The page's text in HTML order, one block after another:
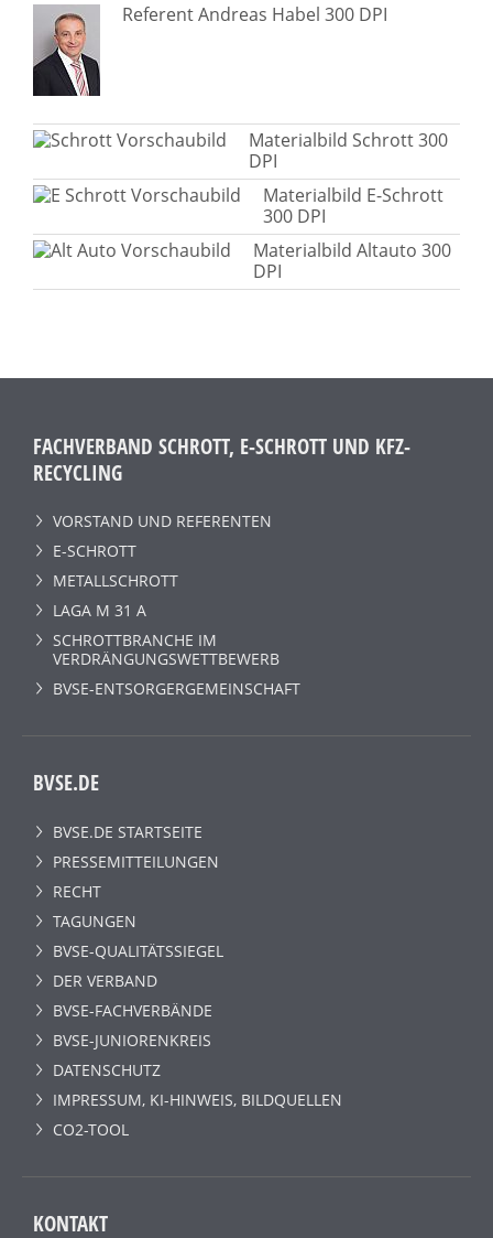
Referent Andreas Habel 300 DPI
Materialbild Schrott 300
DPI
Materialbild E-Schrott
300 DPI
Materialbild Altauto 300
DPI
FACHVERBAND SCHROTT, E-SCHROTT UND KFZ-
RECYCLING
VORSTAND UND REFERENTEN
E-SCHROTT
METALLSCHROTT
LAGA M 31 A
SCHROTTBRANCHE IM
VERDRÄNGUNGSWETTBEWERB
BVSE-ENTSORGERGEMEINSCHAFT
BVSE.DE
BVSE.DE STARTSEITE
PRESSEMITTEILUNGEN
RECHT
TAGUNGEN
BVSE-QUALITÄTSSIEGEL
DER VERBAND
BVSE-FACHVERBÄNDE
BVSE-JUNIORENKREIS
DATENSCHUTZ
IMPRESSUM, KI-HINWEIS, BILDQUELLEN
CO2-TOOL
KONTAKT